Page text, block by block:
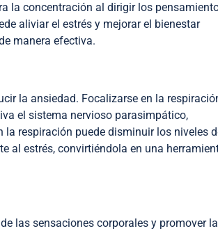
la concentración al dirigir los
aliviar el estrés y mejorar el bienestar
manera efectiva.
la ansiedad. Focalizarse en la
el sistema nervioso parasimpático,
respiración puede disminuir los niveles
al estrés, convirtiéndola en una
las sensaciones corporales y promover la